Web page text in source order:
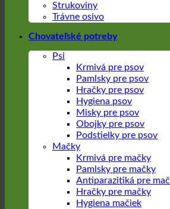
Strukoviny
Trávne osivo
Chovateľské potreby
Psi
Krmivá pre psov
Pamlsky pre psov
Hračky pre psov
Hygiena psov
Misky pre psov
Obojky pre psov
Podstielky pre psov
Mačky
Krmivá pre mačky
Pamlsky pre mačky
Antiparazitiká pre
Hračky pre mačky
Hygiena mačiek